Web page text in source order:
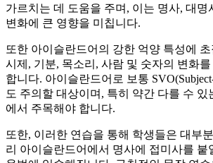
가르치는 데 도움을 주며, 이는 명사, 대명
변화에 큰 영향을 미칩니다.
또한 아이슬란드어의 강한 억양 특성에
시제, 기분, 목소리, 사람 및 숫자의 변화
합니다. 아이슬란드어로 보통
도 주의할 대상이며, 특히 약간 다를 수 있
에서 주목해야 합니다.
또한, 이러한 연습을 통해 학생들은 대부
리 아이슬란드어에서 명사에 접미사를 붙